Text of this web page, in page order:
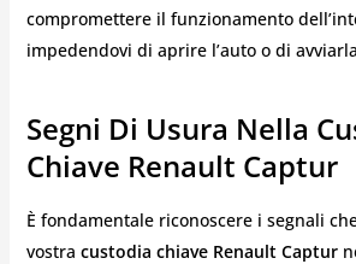
compromettere il funzionamento
impedendovi di aprire l’auto o di
Segni Di Usura Nella
Chiave Renault Captur
È fondamentale riconoscere i segnali
vostra custodia chiave Renault Captur